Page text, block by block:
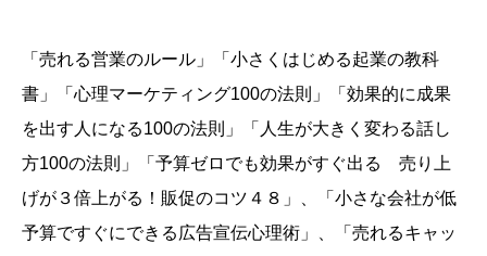
「売れる営業のルール」「小さくはじめる起業の教科
書」「心理マーケティング100の法則」「効果的に成果
を出す人になる100の法則」「人生が大きく変わる話し
方100の法則」「予算ゼロでも効果がすぐ出る 売り上
げが３倍上がる！販促のコツ４８」、「小さな会社が低
予算ですぐにできる広告宣伝心理術」、「売れるキャッ